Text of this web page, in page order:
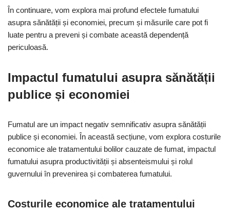
În continuare, vom explora mai profund efectele fumatului
asupra sănătății și economiei, precum și măsurile care pot fi
luate pentru a preveni și combate această dependență
periculoasă.
Impactul fumatului asupra sănătății
publice și economiei
Fumatul are un impact negativ semnificativ asupra sănătății
publice și economiei. În această secțiune, vom explora costurile
economice ale tratamentului bolilor cauzate de fumat, impactul
fumatului asupra productivității și absenteismului și rolul
guvernului în prevenirea și combaterea fumatului.
Costurile economice ale tratamentului